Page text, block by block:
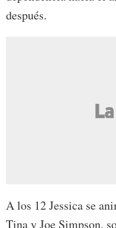
después.
A los 12 Jessica se
Tina y Joe Simpson,